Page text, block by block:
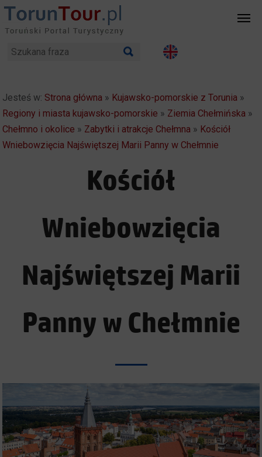
Jesteś w: Strona główna » Kujawsko-pomorskie z Torunia »
Regiony i miasta kujawsko-pomorskie » Ziemia Chełmińska »
Chełmno i okolice » Zabytki i atrakcje Chełmna » Kościół
Wniebowzięcia Najświętszej Marii Panny w Chełmnie
Kościół
Wniebowzięcia
Najświętszej Marii
Panny w Chełmnie